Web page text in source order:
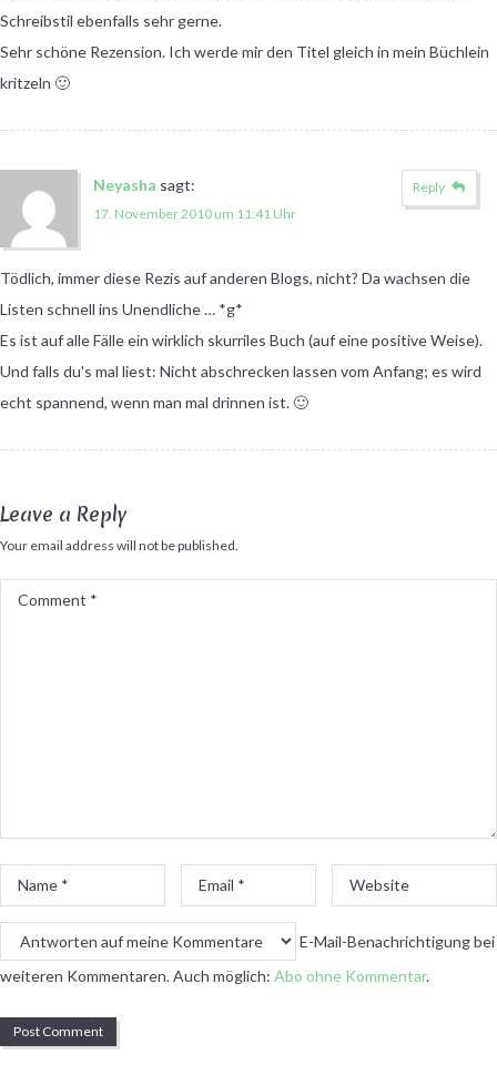
Schreibstil ebenfalls sehr gerne.
Sehr schöne Rezension. Ich werde mir den Titel gleich in mein Büchlein
kritzeln 🙂
Neyasha sagt:
17. November 2010 um 11:41 Uhr
Tödlich, immer diese Rezis auf anderen Blogs, nicht? Da wachsen die
Listen schnell ins Unendliche … *g*
Es ist auf alle Fälle ein wirklich skurriles Buch (auf eine positive Weise).
Und falls du's mal liest: Nicht abschrecken lassen vom Anfang; es wird
echt spannend, wenn man mal drinnen ist. 🙂
Reply
Leave a Reply
Your email address will not be published.
Comment
Name
*
Email
*
Website
E-Mail-Benachrichtigung bei
weiteren Kommentaren. Auch möglich: Abo ohne Kommentar.